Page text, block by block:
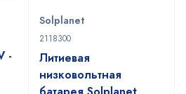
-
Solplanet
2118300
Литиевая
низковольтная